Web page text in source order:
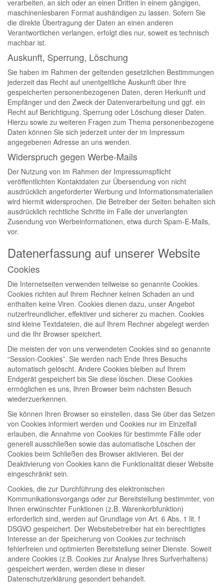
verarbeiten, an sich oder an einen Dritten in einem gängigen,
maschinenlesbaren Format aushändigen zu lassen. Sofern Sie
die direkte Übertragung der Daten an einen anderen
Verantwortlichen verlangen, erfolgt dies nur, soweit es technisch
machbar ist.
Auskunft, Sperrung, Löschung
Sie haben im Rahmen der geltenden gesetzlichen Bestimmungen
jederzeit das Recht auf unentgeltliche Auskunft über Ihre
gespeicherten personenbezogenen Daten, deren Herkunft und
Empfänger und den Zweck der Datenverarbeitung und ggf. ein
Recht auf Berichtigung, Sperrung oder Löschung dieser Daten.
Hierzu sowie zu weiteren Fragen zum Thema personenbezogene
Daten können Sie sich jederzeit unter der im Impressum
angegebenen Adresse an uns wenden.
Widerspruch gegen Werbe-Mails
Der Nutzung von im Rahmen der Impressumspflicht
veröffentlichten Kontaktdaten zur Übersendung von nicht
ausdrücklich angeforderter Werbung und Informationsmaterialien
wird hiermit widersprochen. Die Betreiber der Seiten behalten sich
ausdrücklich rechtliche Schritte im Falle der unverlangten
Zusendung von Werbeinformationen, etwa durch Spam-E-Mails,
vor.
Datenerfassung auf unserer Website
Cookies
Die Internetseiten verwenden teilweise so genannte Cookies.
Cookies richten auf Ihrem Rechner keinen Schaden an und
enthalten keine Viren. Cookies dienen dazu, unser Angebot
nutzerfreundlicher, effektiver und sicherer zu machen. Cookies
sind kleine Textdateien, die auf Ihrem Rechner abgelegt werden
und die Ihr Browser speichert.
Die meisten der von uns verwendeten Cookies sind so genannte
“Session-Cookies”. Sie werden nach Ende Ihres Besuchs
automatisch gelöscht. Andere Cookies bleiben auf Ihrem
Endgerät gespeichert bis Sie diese löschen. Diese Cookies
ermöglichen es uns, Ihren Browser beim nächsten Besuch
wiederzuerkennen.
Sie können Ihren Browser so einstellen, dass Sie über das Setzen
von Cookies informiert werden und Cookies nur im Einzelfall
erlauben, die Annahme von Cookies für bestimmte Fälle oder
generell ausschließen sowie das automatische Löschen der
Cookies beim Schließen des Browser aktivieren. Bei der
Deaktivierung von Cookies kann die Funktionalität dieser Website
eingeschränkt sein.
Cookies, die zur Durchführung des elektronischen
Kommunikationsvorgangs oder zur Bereitstellung bestimmter, von
Ihnen erwünschter Funktionen (z.B. Warenkorbfunktion)
erforderlich sind, werden auf Grundlage von Art. 6 Abs. 1 lit. f
DSGVO gespeichert. Der Websitebetreiber hat ein berechtigtes
Interesse an der Speicherung von Cookies zur technisch
fehlerfreien und optimierten Bereitstellung seiner Dienste. Soweit
andere Cookies (z.B. Cookies zur Analyse Ihres Surfverhaltens)
gespeichert werden, werden diese in dieser
Datenschutzerklärung gesondert behandelt.